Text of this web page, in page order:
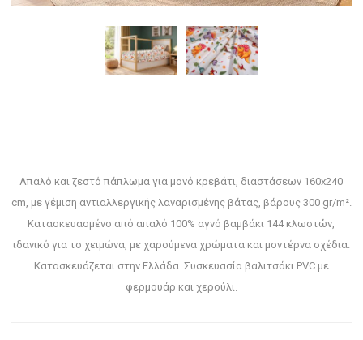
Απαλό και ζεστό πάπλωμα για μονό κρεβάτι, διαστάσεων 160x240
cm, με γέμιση αντιαλλεργικής λαναρισμένης βάτας, βάρους 300 gr/m².
Κατασκευασμένο από απαλό 100% αγνό βαμβάκι 144 κλωστών,
ιδανικό για το χειμώνα, με χαρούμενα χρώματα και μοντέρνα σχέδια.
Κατασκευάζεται στην Ελλάδα. Συσκευασία βαλιτσάκι PVC με
φερμουάρ και χερούλι.